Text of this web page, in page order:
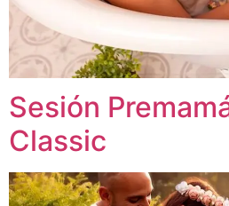
Sesión
Classic